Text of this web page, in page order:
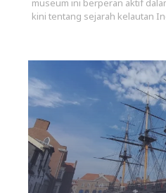
museum ini berperan aktif
kini tentang sejarah kelautan